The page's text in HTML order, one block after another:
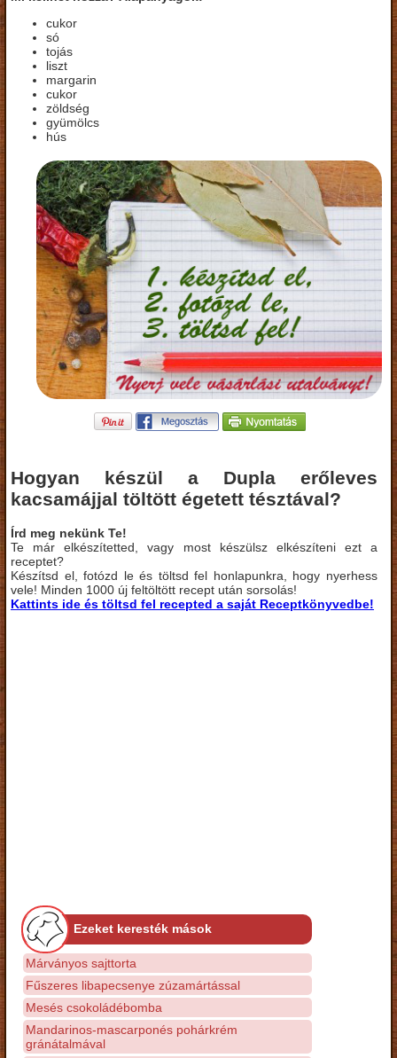
cukor
só
tojás
liszt
margarin
cukor
zöldség
gyümölcs
hús
Hogyan készül a Dupla erőleves
kacsamájjal töltött égetett tésztával?
Írd meg nekünk Te!
Te már elkészítetted, vagy most készülsz elkészíteni ezt a
receptet?
Készítsd el, fotózd le és töltsd fel honlapunkra, hogy nyerhess
vele! Minden 1000 új feltöltött recept után sorsolás!
Kattints ide és töltsd fel recepted a saját Receptkönyvedbe!
Ezeket keresték mások
Márványos sajttorta
Fűszeres libapecsenye zúzamártással
Mesés csokoládébomba
Mandarinos-mascarponés pohárkrém
gránátalmával